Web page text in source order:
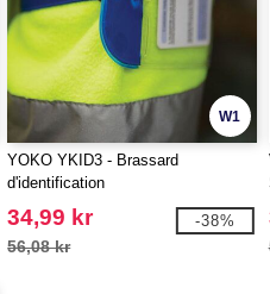
W1
YOKO YKID3 - Brassard
d'identification
34,99 kr
56,08 kr
-38%